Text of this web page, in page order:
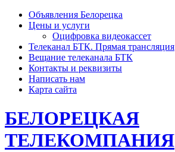
Объявления Белорецка
Цены и услуги
Оцифровка видеокассет
Телеканал БТК. Прямая трансляция
Вещание телеканала БТК
Контакты и реквизиты
Написать нам
Карта сайта
БЕЛОРЕЦКАЯ
ТЕЛЕКОМПАНИЯ